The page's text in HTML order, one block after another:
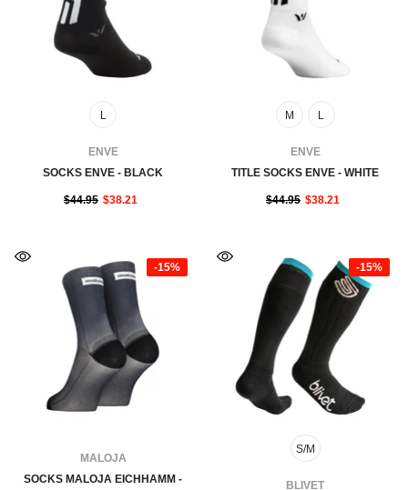
L
FOURNISSEUR:ENVE
SOCKS ENVE - BLACK
$44.95 $38.21
M L
FOURNISSEUR:ENVE
TITLE SOCKS ENVE - WHITE
$44.95 $38.21
-15%
FOURNISSEUR:MALOJA
SOCKS MALOJA EICHHAMM -
-15%
S/M
FOURNISSEUR:BLIVET